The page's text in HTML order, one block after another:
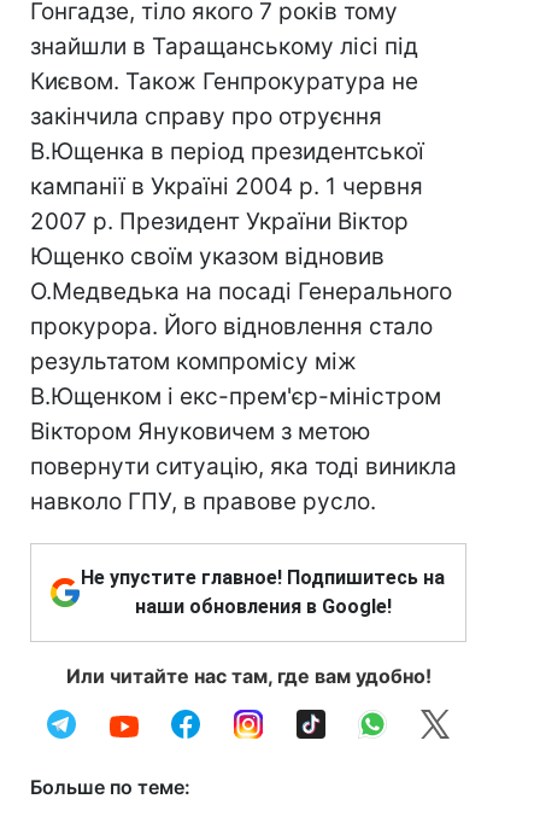
Гонгадзе, тіло якого 7 років тому
знайшли в Таращанському лісі під
Києвом. Також Генпрокуратура не
закінчила справу про отруєння
В.Ющенка в період президентської
кампанії в Україні 2004 р. 1 червня
2007 р. Президент України Віктор
Ющенко своїм указом відновив
О.Медведька на посаді Генерального
прокурора. Його відновлення стало
результатом компромісу між
В.Ющенком і екс-прем'єр-міністром
Віктором Януковичем з метою
повернути ситуацію, яка тоді виникла
навколо ГПУ, в правове русло.
Не упустите главное! Подпишитесь на
наши обновления в Google!
Или читайте нас там, где вам удобно!
Больше по теме: